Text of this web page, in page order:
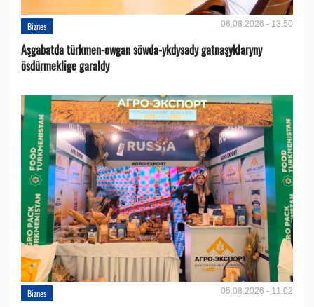
Biznes 06.08.2026 - 13:50
Aşgabatda türkmen-owgan söwda-ykdysady gatnaşyklaryny
ösdürmeklige garaldy
Biznes 05.08.2026 - 11:02